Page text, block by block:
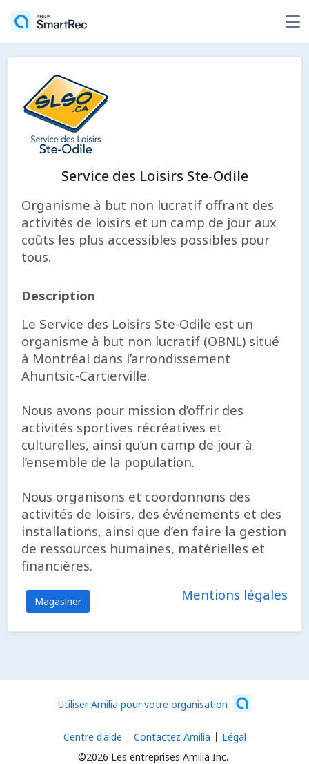
Service des Loisirs Ste-Odile
Organisme à but non lucratif offrant des
activités de loisirs et un camp de jour aux
coûts les plus accessibles possibles pour
tous.
Description
Le Service des Loisirs Ste-Odile est un
organisme à but non lucratif (OBNL) situé
à Montréal dans l’arrondissement
Ahuntsic-Cartierville.
Nous avons pour mission d’offrir des
activités sportives récréatives et
culturelles, ainsi qu’un camp de jour à
l’ensemble de la population.
Nous organisons et coordonnons des
activités de loisirs, des événements et des
installations, ainsi que d’en faire la gestion
de ressources humaines, matérielles et
financières.
Magasiner Mentions légales
Utiliser Amilia pour votre organisation
©2026 Les entreprises Amilia Inc.
Centre d'aide Contactez Amilia Légal